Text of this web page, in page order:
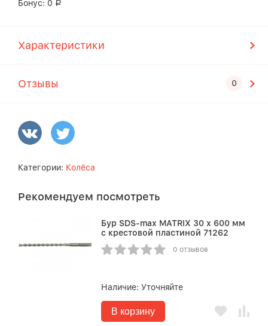
Бонус: 0 Р
Характеристики
Отзывы
Категории: Колёса
Рекомендуем посмотреть
Бур SDS-max MATRIX 30 х 600 мм
c крестовой пластиной 71262
0 отзывов
Наличие:Уточняйте
В корзину